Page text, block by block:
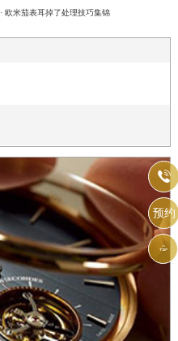
· 欧米茄表耳掉了处理技巧集锦

预约
